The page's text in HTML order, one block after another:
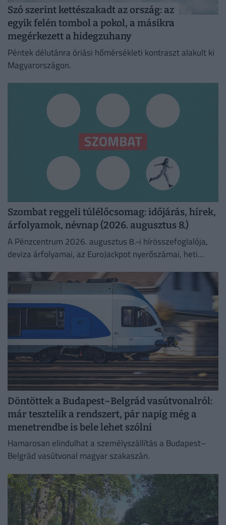
Szó szerint kettészakadt az ország: az
egyik felén tombol a pokol, a másikra
megérkezett a hidegzuhany
Péntek délutánra óriási hőmérsékleti kontraszt alakult ki
Magyarországon.
Szombat reggeli túlélőcsomag: időjárás, hírek,
árfolyamok, névnap (2026. augusztus 8.)
A Pénzcentrum 2026. augusztus 8.-i hírösszefoglalója,
deviza árfolyamai, az EuroJackpot nyerőszámai, heti
Döntöttek a Budapest–Belgrád vasútvonalról:
már tesztelik a rendszert, pár napig még a
menetrendbe is bele lehet szólni
Hamarosan elindulhat a személyszállítás a Budapest–
Belgrád vasútvonal magyar szakaszán.